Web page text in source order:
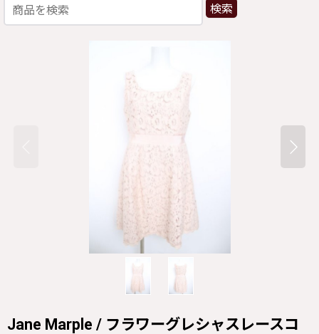
検索
Jane Marple / フラワーグレシャスレースコ